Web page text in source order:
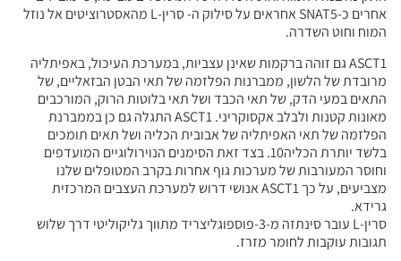
אחרים כ-SNAT5 אחראים על סילוק ה- סרין-L מהאסטרוציטים אל נוזל
המוח וחוט השדרה.
ASCT1 גם זוהה ברקמות שאינן עצביות, במערכת העיכול, באפיתליה
מרובדת של הלשון, ממברנות הפלזמה של תאי הבטן הבזאליים, של
התאים במעי הדק, של תאי הכבד ושל תאי בלוטות הרוק, המורכבים
מאונות קטנות ולבלב אקסוקריני. ASCT1 התגלה גם כן בממברנת
הפלזמה של תאי האפיתליה של אבובית הכליה ושל תאים תומכים
בלשד יותרת הכליה10. בצד זאת הסימנים הנוירולוגיים המועדפים
וחוסר המעורבות של מערכות גוף אחרות בקרב המטופלים שלנו
מצביעים, על כך ASCT1 אנושי דרוש למערכת העצבים המרכזית
גרידא.
סרין-L עובר סינתזה מ-3-פוספוגליצריד מתווך גליקוליטי דרך שלוש
תגובות עוקבות לחומר מזרז.